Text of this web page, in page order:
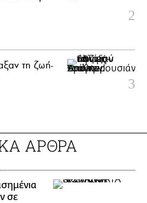
τη ζωή-
ΑΡΘΡΑ
σε